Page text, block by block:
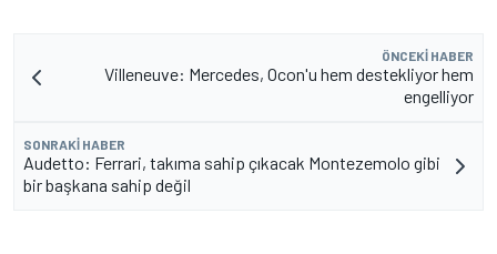
ÖNCEKI HABER
Villeneuve: Mercedes, Ocon'u hem destekliyor hem
engelliyor
SONRAKI HABER
Audetto: Ferrari, takıma sahip çıkacak Montezemolo gibi
bir başkana sahip değil